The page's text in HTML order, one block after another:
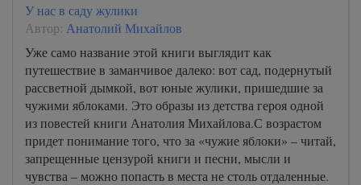
У нас в саду жулики
Автор: Анатолий Михайлов
Уже само название этой книги выглядит как
путешествие в заманчивое далеко: вот сад, подернутый
рассветной дымкой, вот юные жулики, пришедшие за
чужими яблоками. Это образы из детства героя одной
из повестей книги Анатолия Михайлова.С возрастом
придет понимание того, что за «чужие яблоки» – читай,
запрещенные цензурой книги и песни, мысли и
чувства – можно попасть в места не столь отдаленные.